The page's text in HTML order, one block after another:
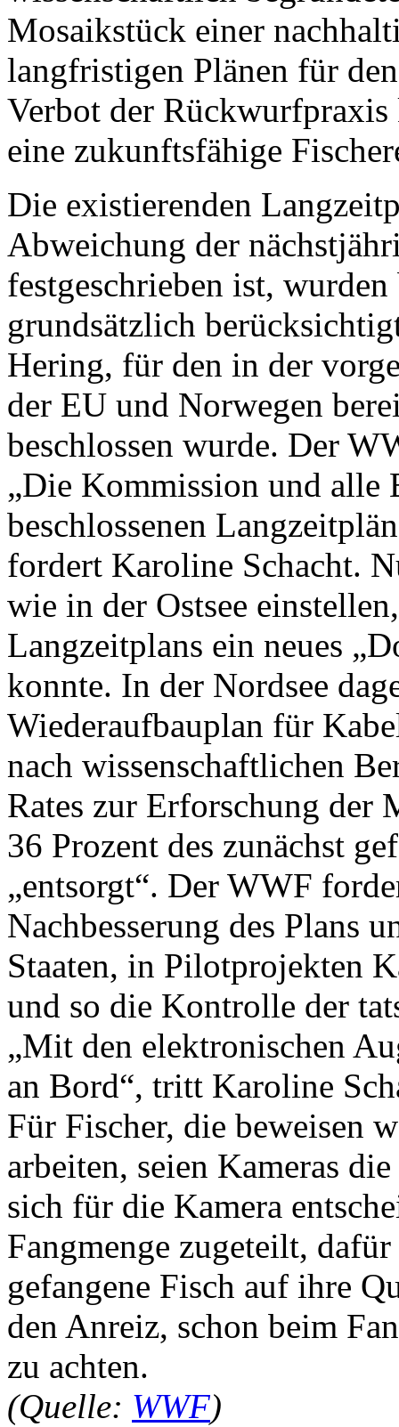
Mosaikstück einer
langfristigen Plänen für
Verbot der Rückwurfpraxis
eine zukunftsfähige
Die existierenden
Abweichung der
festgeschrieben ist,
grundsätzlich
Hering, für den in der
der EU und Norwegen
beschlossen wurde. Der
„Die Kommission und alle
beschlossenen
fordert Karoline Schacht.
wie in der Ostsee
Langzeitplans ein neues
konnte. In der Nordsee
Wiederaufbauplan für
nach wissenschaftlichen
Rates zur Erforschung der
36 Prozent des zunächst
„entsorgt“. Der WWF
Nachbesserung des Plans
Staaten, in Pilotprojekten
und so die Kontrolle der
„Mit den elektronischen
an Bord“, tritt Karoline
Für Fischer, die beweisen
arbeiten, seien Kameras
sich für die Kamera
Fangmenge zugeteilt,
gefangene Fisch auf ihre
den Anreiz, schon beim
zu achten.
(Quelle: WWF)